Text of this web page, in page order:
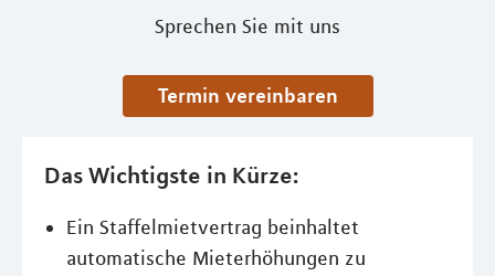
Sprechen Sie mit uns
Termin vereinbaren
Das Wichtigste in Kürze:
Ein Staffelmietvertrag beinhaltet
automatische Mieterhöhungen zu